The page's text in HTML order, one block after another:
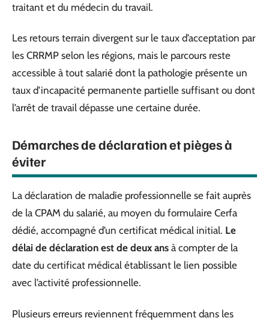
traitant et du médecin du travail.
Les retours terrain divergent sur le taux d’acceptation par
les CRRMP selon les régions, mais le parcours reste
accessible à tout salarié dont la pathologie présente un
taux d’incapacité permanente partielle suffisant ou dont
l’arrêt de travail dépasse une certaine durée.
Démarches de déclaration et pièges à
éviter
La déclaration de maladie professionnelle se fait auprès
de la CPAM du salarié, au moyen du formulaire Cerfa
dédié, accompagné d’un certificat médical initial. Le
délai de déclaration est de deux ans à compter de la
date du certificat médical établissant le lien possible
avec l’activité professionnelle.
Plusieurs erreurs reviennent fréquemment dans les